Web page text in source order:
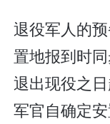
退役军人的
置地报到时
退出现役之
军官自确定